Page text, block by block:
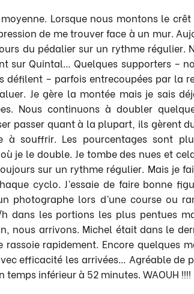
Lorsque nous montons le
de me trouver face à un mur.
du pédalier sur un rythme régulier.
sur Quintal… Quelques supporters –
– parfois entrecoupées par la
Je gère la montée mais je sais
Nous continuons à doubler
passer quant à la plupart, ils gèrent
à souffrir. Les pourcentages sont
je le double. Je tombe des nues et
sur un rythme régulier. Mais je
cyclo. J’essaie de faire bonne
photographe lors d’une course ou
dans les portions les plus pentues
nous arrivons. Michel était dans le
rapidement. Encore quelques
efficacité les arrivées… Agréable de
inférieur à 52 minutes. WAOUH !!!!